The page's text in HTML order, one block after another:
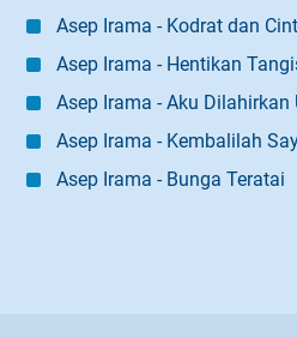
Asep Irama - Kodrat dan
Asep Irama - Hentikan
Asep Irama - Aku Dilahirkan
Asep Irama - Kembalilah
Asep Irama - Bunga Teratai